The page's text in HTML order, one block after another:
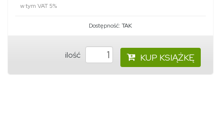
w tym VAT 5%
Dostępność: TAK
ilość KUP KSIĄŻKĘ